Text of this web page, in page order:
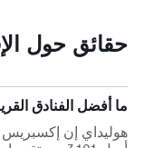
حقائق حول
ما أفضل الفنادق